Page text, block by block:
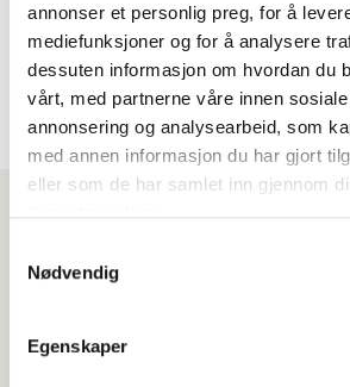
annonser et personlig preg, for å
mediefunksjoner og for å analysere
dessuten informasjon om hvordan du
vårt, med partnerne våre innen
annonsering og analysearbeid, som
med annen informasjon du har gjort
eller som de har samlet inn gjennom
Nødvendig
Egenskaper
Beklager, det var ikke noe å